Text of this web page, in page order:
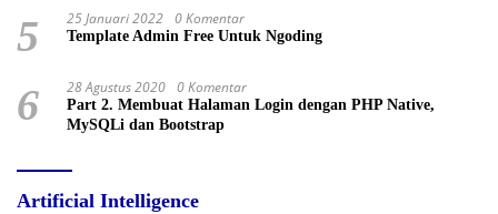
5 25 Januari 2022 0 Komentar
Template Admin Free Untuk Ngoding
6 28 Agustus 2020 0 Komentar
Part 2. Membuat Halaman Login dengan PHP Native,
MySQLi dan Bootstrap
Artificial Intelligence